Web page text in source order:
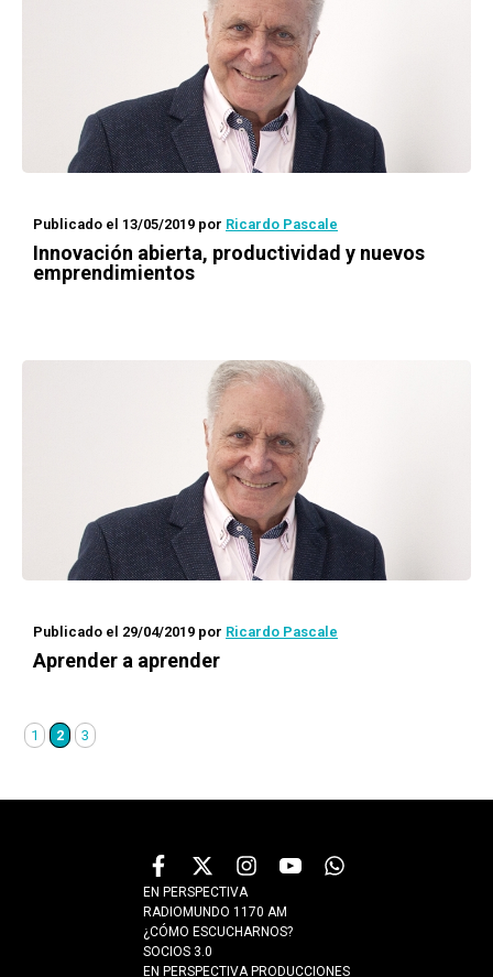
Publicado el 13/05/2019 por Ricardo Pascale
Innovación abierta, productividad y nuevos
emprendimientos
Publicado el 29/04/2019 por Ricardo Pascale
Aprender a aprender
1 2 3
EN PERSPECTIVA
RADIOMUNDO 1170 AM
¿CÓMO ESCUCHARNOS?
SOCIOS 3.0
EN PERSPECTIVA PRODUCCIONES